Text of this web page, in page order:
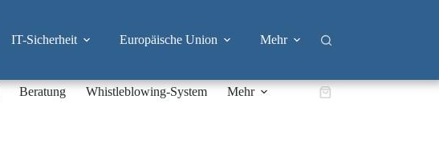
IT-Sicherheit Europäische Union Mehr
Beratung Whistleblowing-System Mehr Warenkorb